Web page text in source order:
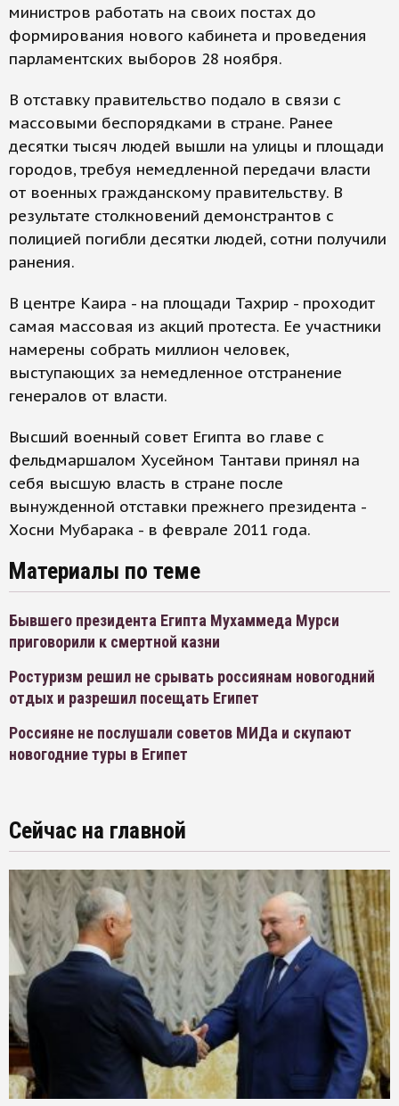
министров работать на своих постах до
формирования нового кабинета и проведения
парламентских выборов 28 ноября.
В отставку правительство подало в связи с
массовыми беспорядками в стране. Ранее
десятки тысяч людей вышли на улицы и площади
городов, требуя немедленной передачи власти
от военных гражданскому правительству. В
результате столкновений демонстрантов с
полицией погибли десятки людей, сотни получили
ранения.
В центре Каира - на площади Тахрир - проходит
самая массовая из акций протеста. Ее участники
намерены собрать миллион человек,
выступающих за немедленное отстранение
генералов от власти.
Высший военный совет Египта во главе с
фельдмаршалом Хусейном Тантави принял на
себя высшую власть в стране после
вынужденной отставки прежнего президента -
Хосни Мубарака - в феврале 2011 года.
Материалы по теме
Бывшего президента Египта Мухаммеда Мурси
приговорили к смертной казни
Ростуризм решил не срывать россиянам новогодний
отдых и разрешил посещать Египет
Россияне не послушали советов МИДа и скупают
новогодние туры в Египет
Сейчас на главной